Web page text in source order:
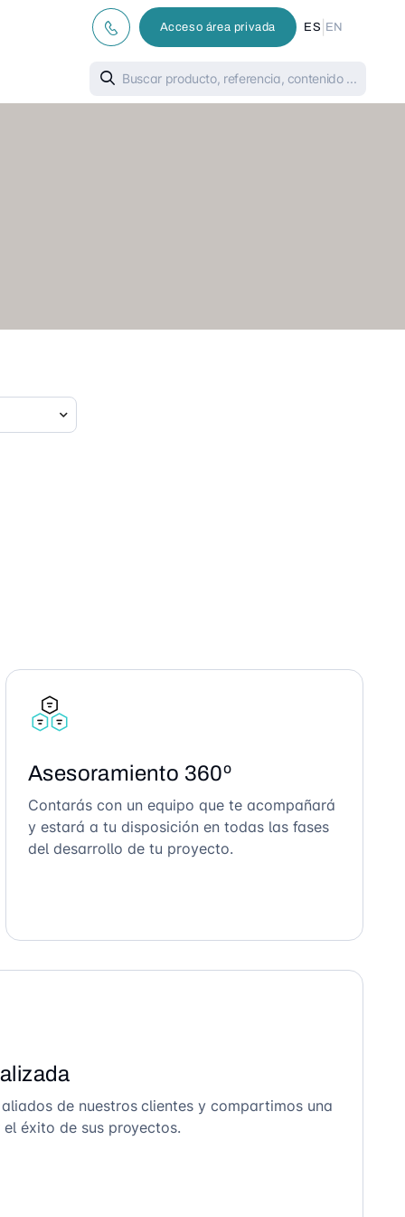
Acceso área privada ES EN
Asesoramiento 360º
Contarás con un equipo que te acompañará
y estará a tu disposición en todas las fases
del desarrollo de tu proyecto.
de nuestros clientes y compartimos una
éxito de sus proyectos.